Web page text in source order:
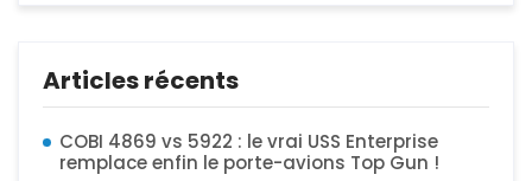
Articles récents
COBI 4869 vs 5922 : le vrai USS Enterprise
remplace enfin le porte-avions Top Gun !